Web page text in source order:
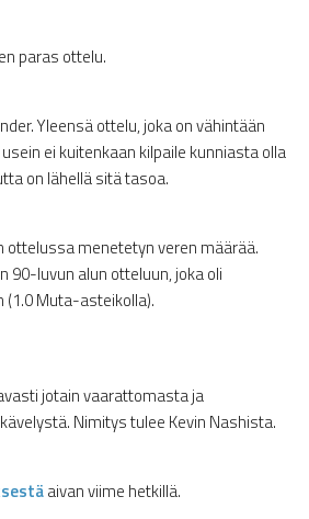
paras ottelu.
Yleensä ottelu, joka on vähintään
ei kuitenkaan kilpaile kunniasta olla
on lähellä sitä tasoa.
ottelussa menetetyn veren määrää.
90-luvun alun otteluun, joka oli
(1.0 Muta-asteikolla).
jotain vaarattomasta ja
Nimitys tulee Kevin Nashista.
aivan viime hetkillä.